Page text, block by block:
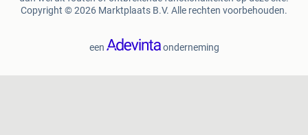
Copyright © 2026 Marktplaats B.V. Alle rechten voorbehouden.
een onderneming